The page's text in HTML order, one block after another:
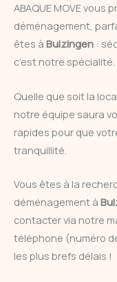
ABAQUE MOVE vous
déménagement,
êtes à Buizingen :
c’est notre spécialité.
Quelle que soit la
notre équipe saura
rapides pour que
tranquillité.
Vous êtes à la
déménagement à
contacter via notre
téléphone (numéro
les plus brefs délais !